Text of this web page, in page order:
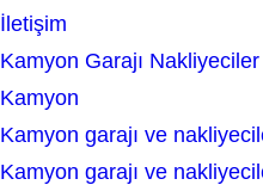
İletişim
Kamyon Garajı
Kamyon
Kamyon garajı ve
Kamyon garajı ve